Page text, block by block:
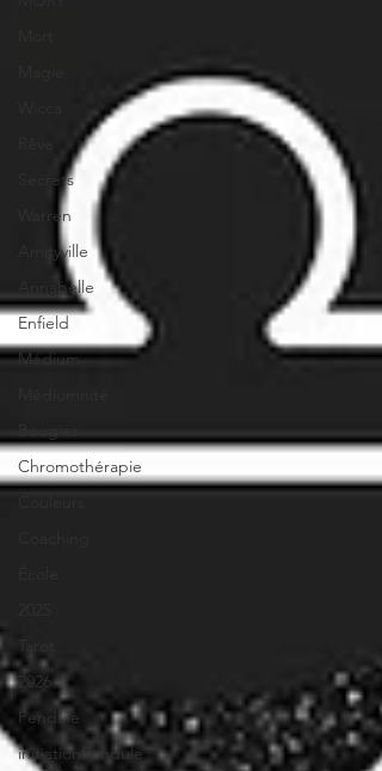
Secrets
Warren
Amityville
Annabelle
Enfield
Médium
Chromothérapie
Tarot
2026
Pendule
initiationPendule